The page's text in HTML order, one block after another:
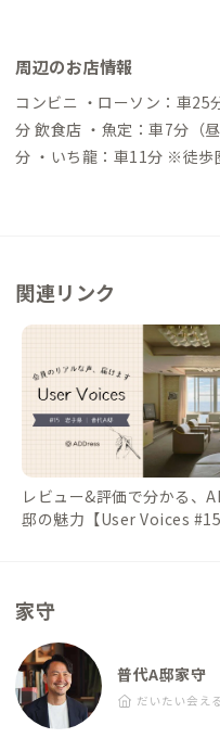
281号・50分） 久慈〜普代
▼電車・バス JR東北新幹線
線・2時間） 宮古〜普代（三陸
新幹線「盛岡駅」より 盛岡
間） 宮古〜普代（三陸鉄道リアス線
鉄道リアス線・約35分）
※村営バスは全線全区間無料 ・普代タクシー（15分、2,000円
周辺のお店情報
コンビニ ・ローソン：車25分 スーパー ・マルコシ商店：
分 飲食店 ・魚定：車7分（昼のみ営業） ・みつよし食堂：車11
分 ・いち龍：車11分 ※徒歩圏内にお店はございません。お出か
関連リンク
レビュー&評価で分かる、
邸の魅力【User Voices
家守
普代A邸家守
だいたい会え